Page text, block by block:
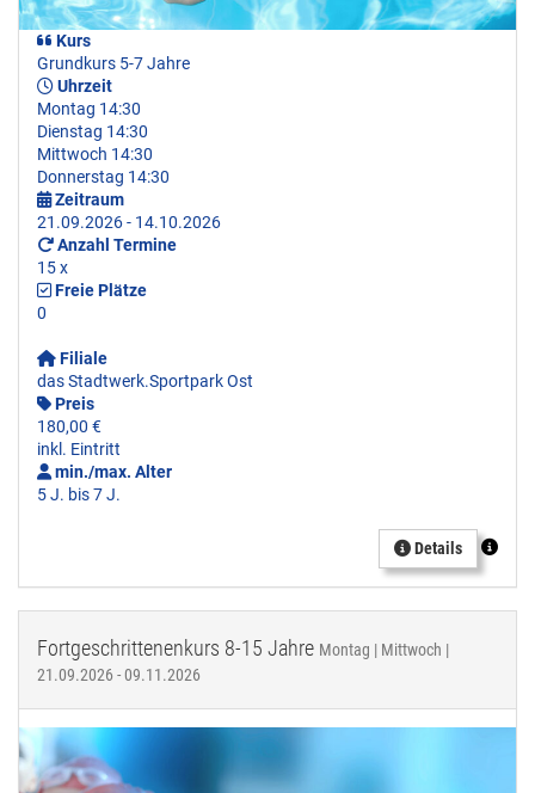
Kurs
Grundkurs 5-7 Jahre
Uhrzeit
Montag 14:30
Dienstag 14:30
Mittwoch 14:30
Donnerstag 14:30
Zeitraum
21.09.2026 - 14.10.2026
Anzahl Termine
15 x
Freie Plätze
0
Filiale
das Stadtwerk.Sportpark Ost
Preis
180,00 €
inkl. Eintritt
min./max. Alter
5 J. bis 7 J.
Details
Fortgeschrittenenkurs 8-15 Jahre Montag | Mittwoch |
21.09.2026 - 09.11.2026